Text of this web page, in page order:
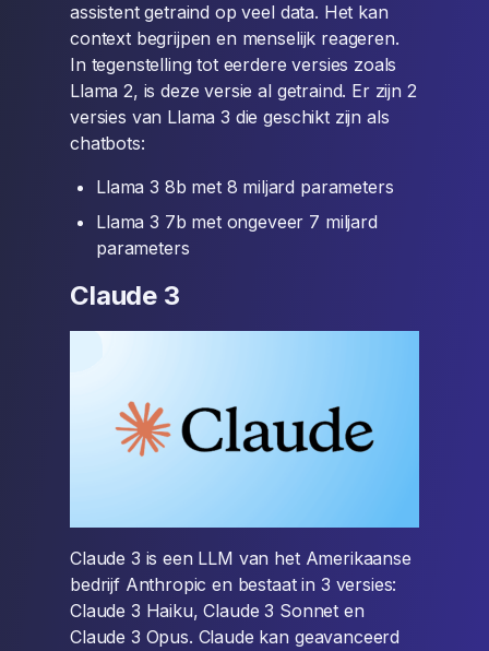
assistent getraind op veel data. Het kan
context begrijpen en menselijk reageren.
In tegenstelling tot eerdere versies zoals
Llama 2, is deze versie al getraind. Er zijn 2
versies van Llama 3 die geschikt zijn als
chatbots:
Llama 3 8b met 8 miljard parameters
Llama 3 7b met ongeveer 7 miljard
parameters
Claude 3
Claude 3 is een LLM van het Amerikaanse
bedrijf Anthropic en bestaat in 3 versies:
Claude 3 Haiku, Claude 3 Sonnet en
Claude 3 Opus. Claude kan geavanceerd